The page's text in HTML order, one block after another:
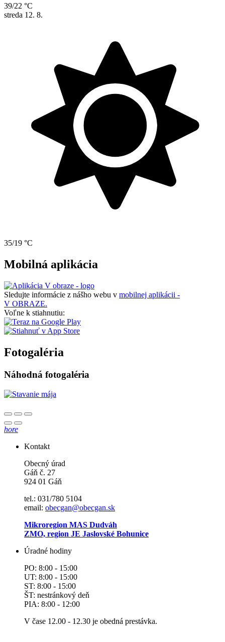
39/22 °C
streda 12. 8.
35/19 °C
Mobilná aplikácia
Sledujte informácie z nášho webu v mobilnej aplikácii -
V OBRAZE.
Voľne k stiahnutiu:
Fotogaléria
Náhodná fotogaléria
hore
Kontakt
Obecný úrad
Gáň č. 27
924 01 Gáň
tel.: 031/780 5104
email: obecgan@obecgan.sk
Mikroregion MAS Dudváh
ZMO, region JE Jaslovské Bohunice
Úradné hodiny
PO: 8:00 - 15:00
UT: 8:00 - 15:00
ST: 8:00 - 15:00
ŠT: nestránkový deň
PIA: 8:00 - 12:00
V čase 12.00 - 12.30 je obedná prestávka.